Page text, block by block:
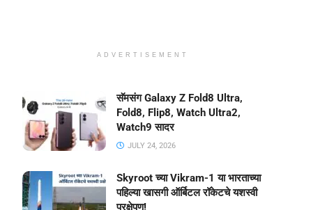
ADVERTISEMENT
सॅमसंग Galaxy Z Fold8 Ultra,
Fold8, Flip8, Watch Ultra2,
Watch9 सादर
JULY 24, 2026
Skyroot च्या Vikram-1 या भारताच्या
पहिल्या खासगी ऑर्बिटल रॉकेटचे यशस्वी
प्रक्षेपण!